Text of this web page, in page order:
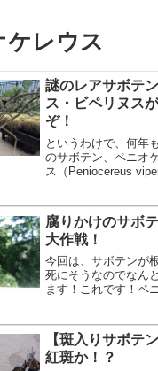
ケレウス
謎のレアサボテ
ス・ビペリヌス
ぞ！
というわけで、何年
のサボテン、ペニオ
ス（Peniocereus
ました。ペニオケレ
いうのはこれです！
初めて見た！という
い...
腐りかけのサボ
大作戦！
今回は、サボテンが
死にそうなのでなん
ます！これです！ペ
ラツス（
の投稿と同じくなか
アサボテンのペニオ
1...
【斑入りサボテ
紅斑か！？